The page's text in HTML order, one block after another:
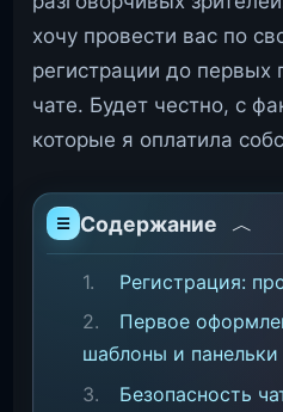
хочу провести вас по
регистрации до первых
чате. Будет честно, с
которые я оплатила
Содержание
Регистрация:
Первое
шаблоны и панельки
Безопасность